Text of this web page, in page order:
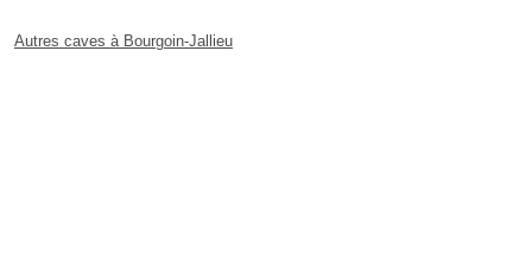
Autres caves à Bourgoin-Jallieu